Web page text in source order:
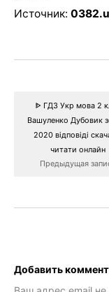
Источник:
ᐈ ГДЗ Укр мова 2
Вашуленко Дубовик
2020 відповіді
читати онлайн
Предыдущая
Добавить